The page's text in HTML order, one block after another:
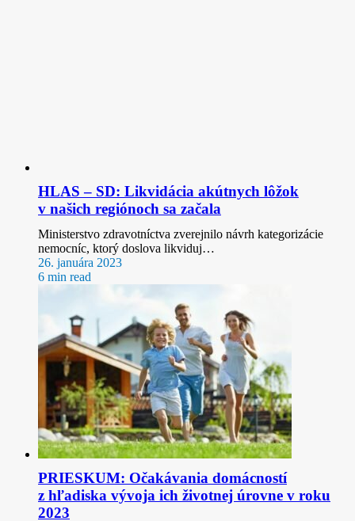
HLAS – SD: Likvidácia akútnych lôžok
v našich regiónoch sa začala
Ministerstvo zdravotníctva zverejnilo návrh kategorizácie
nemocníc, ktorý doslova likviduj…
26. januára 2023
6 min read
PRIESKUM: Očakávania domácností
z hľadiska vývoja ich životnej úrovne v roku
2023